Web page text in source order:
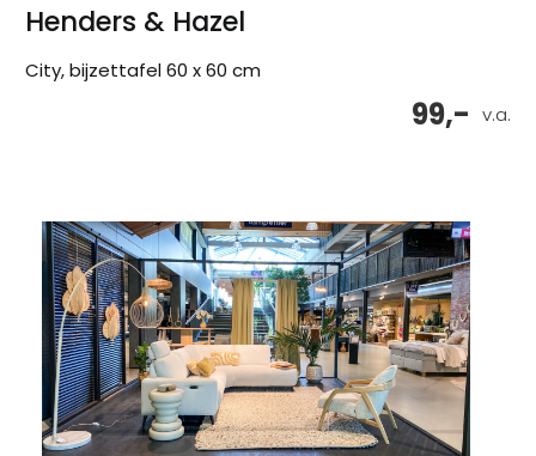
Henders & Hazel
City, bijzettafel 60 x 60 cm
v.a.
99,-